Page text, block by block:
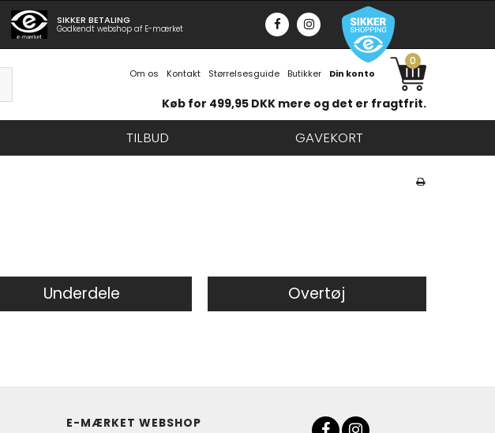
SIKKER BETALING
Godkendt webshop af E-mærket
Om os Kontakt Størrelsesguide Butikker Din konto
0
Køb for 499,95 DKK mere og det er fragtfrit.
TILBUD GAVEKORT
Underdele Overtøj
E-MÆRKET WEBSHOP